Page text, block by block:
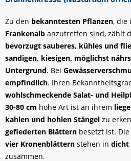
Zu den bekanntesten Pflanzen, die
Frankenalb anzutreffen sind, zählt
bevorzugt sauberes, kühles und
sandigen, kiesigen, möglichst
Untergrund. Bei
empfindlich. Ihren
wohlschmeckende Salat- und
30-80 cm hohe Art ist an ihrem
kahlen und hohlen Stängel zu
gefiederten Blättern besetzt ist. Die
vier Kronenblättern stehen in dicht
zusammen.